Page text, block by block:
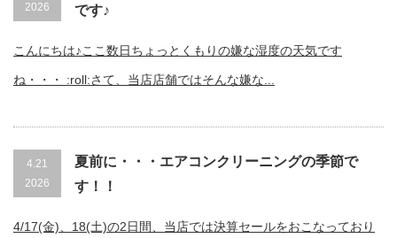
2026
です♪
こんにちは♪ここ数日ちょっとくもりの嫌な湿度の天気です
ね・・・ :roll:さて、当店店舗ではそんな嫌な...
4.21
2026
夏前に・・・エアコンクリーニングの季節で
す！！
4/17(金)、18(土)の2日間、当店では決算セールをおこなっており